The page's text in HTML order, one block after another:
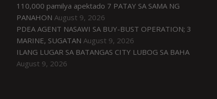
110,000 pamilya apektado 7 PATAY SA SAMA NG
PANAHON August 9, 2026
PDEA AGENT NASAWI SA BUY-BUST OPERATION; 3
MARINE, SUGATAN August 9, 2026
ILANG LUGAR SA BATANGAS CITY LUBOG SA BAHA
August 9, 2026